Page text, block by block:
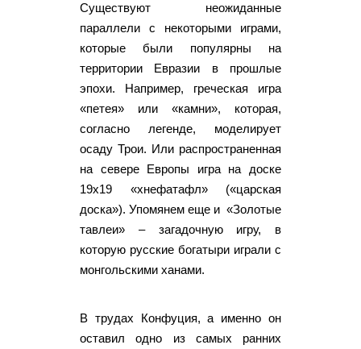
Существуют неожиданные
параллели с некоторыми играми,
которые были популярны на
территории Евразии в прошлые
эпохи. Например, греческая игра
«петея» или «камни», которая,
согласно легенде, моделирует
осаду Трои. Или распространенная
на севере Европы игра на доске
19х19 «хнефатафл» («царская
доска»). Упомянем еще и «Золотые
тавлеи» – загадочную игру, в
которую русские богатыри играли с
монгольскими ханами.
В трудах Конфуция, а именно он
оставил одно из самых ранних